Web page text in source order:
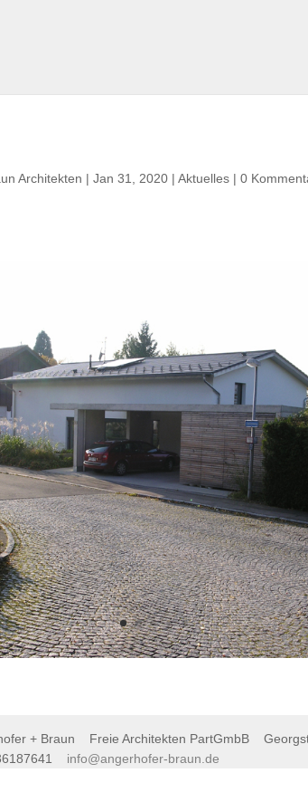
Architekten | Jan 31, 2020 | Aktuelles | 0
+ Braun Freie Architekten PartGmbB
info@angerhofer-braun.de